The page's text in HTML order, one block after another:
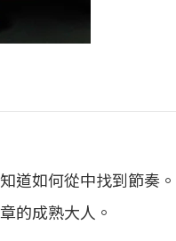
道如何從中找到節奏
的成熟大人。